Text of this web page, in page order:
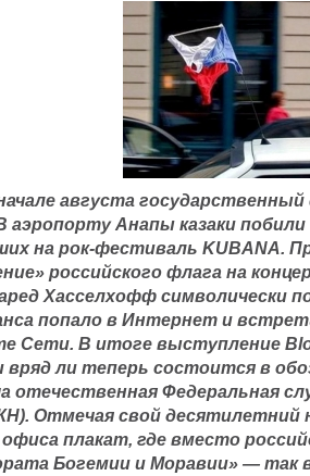
августа государственный
аэропорту Анапы казаки
на рок-фестиваль KUBANA.
российского флага на
Хасселхофф символически
попало в Интернет и
Сети. В итоге выступление
вряд ли теперь состоится в
отечественная Федеральная
Отмечая свой десятилетний
плакат, где вместо
Богемии и Моравии» — так